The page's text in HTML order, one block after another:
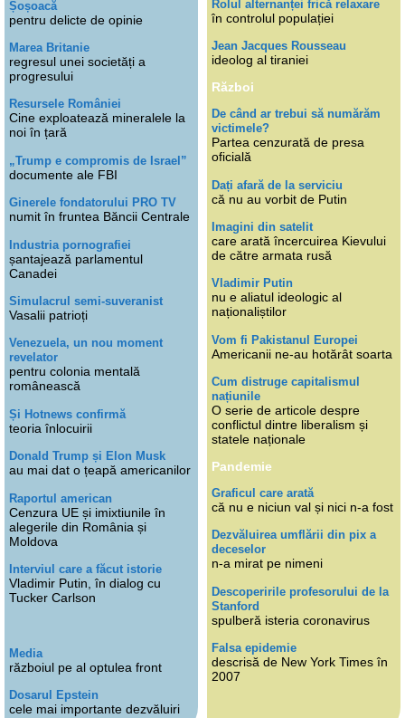
Șoșoacă
pentru delicte de opinie
Marea Britanie
regresul unei societăți a
progresului
Resursele României
Cine exploatează mineralele la
noi în țară
„Trump e compromis de Israel”
documente ale FBI
Ginerele fondatorului PRO TV
numit în fruntea Băncii Centrale
Industria pornografiei
șantajează parlamentul
Canadei
Simulacrul semi-suveranist
Vasalii patrioți
Venezuela, un nou moment
revelator
pentru colonia mentală
românească
Și Hotnews confirmă
teoria înlocuirii
Donald Trump și Elon Musk
au mai dat o țeapă americanilor
Raportul american
Cenzura UE și imixtiunile în
alegerile din România și
Moldova
Interviul care a făcut istorie
Vladimir Putin, în dialog cu
Tucker Carlson
Media
războiul pe al optulea front
Dosarul Epstein
cele mai importante dezvăluiri
Rolul alternanței frică relaxare
în controlul populației
Jean Jacques Rousseau
ideolog al tiraniei
Război
De când ar trebui să numărăm
victimele?
Partea cenzurată de presa
oficială
Dați afară de la serviciu
că nu au vorbit de Putin
Imagini din satelit
care arată încercuirea Kievului
de către armata rusă
Vladimir Putin
nu e aliatul ideologic al
naționaliștilor
Vom fi Pakistanul Europei
Americanii ne-au hotărât soarta
Cum distruge capitalismul
națiunile
O serie de articole despre
conflictul dintre liberalism și
statele naționale
Pandemie
Graficul care arată
că nu e niciun val și nici n-a fost
Dezvăluirea umflării din pix a
deceselor
n-a mirat pe nimeni
Descoperirile profesorului de la
Stanford
spulberă isteria coronavirus
Falsa epidemie
descrisă de New York Times în
2007